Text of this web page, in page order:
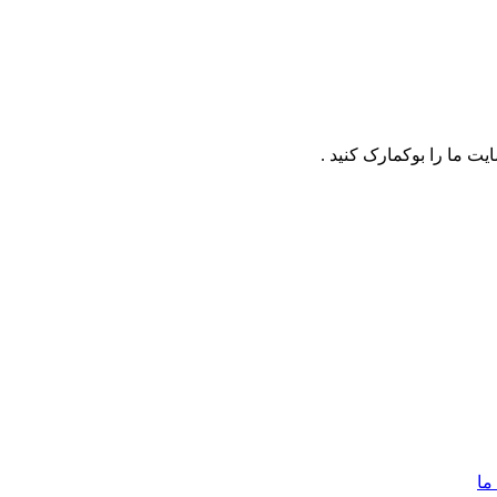
ما را بوکمارک کنید .
ما